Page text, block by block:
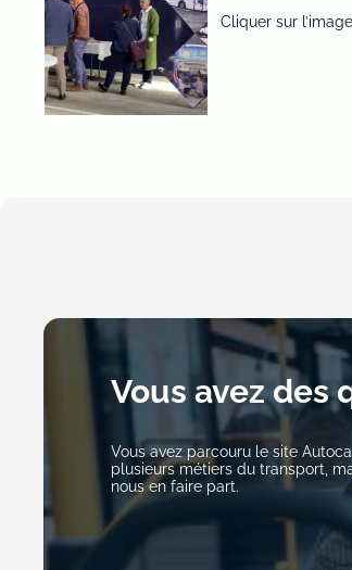
Cliquer sur
Vous avez des
Vous avez parcouru le site
plusieurs métiers du transport,
nous en faire part.